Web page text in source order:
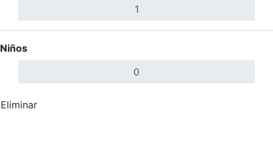
Niños
Eliminar